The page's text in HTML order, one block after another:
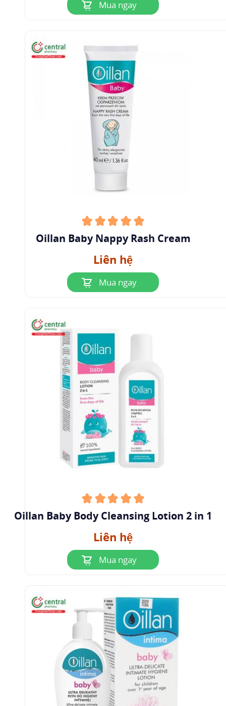
Mua ngay
Oillan Baby Nappy Rash Cream
Liên hệ
Mua ngay
Oillan Baby Body Cleansing Lotion 2 in 1
Liên hệ
Mua ngay